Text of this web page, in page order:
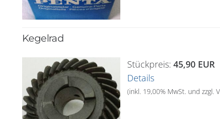
Kegelrad
Stückpreis: 45,90 EUR
Details
(inkl. 19,00% MwSt. und zzgl.